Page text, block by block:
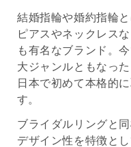
結婚指輪や婚約指輪
ピアスやネックレス
も有名なブランド。
大ジャンルともなっ
日本で初めて本格的
す。
ブライダルリングと
デザイン性を特徴と